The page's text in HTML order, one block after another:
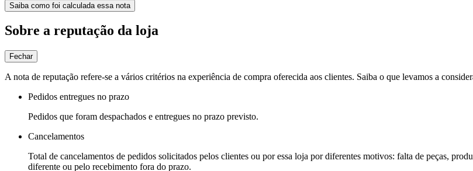
Saiba como foi calculada essa nota
Sobre a reputação da loja
Fechar
A nota de reputação refere-se a vários critérios na experiência de compra oferecida aos clientes. Saiba o que levamos a
Pedidos entregues no prazo
Pedidos que foram despachados e entregues no prazo previsto.
Cancelamentos
Total de cancelamentos de pedidos solicitados pelos clientes ou por essa loja por diferentes motivos: falta de peças,
diferente ou pelo recebimento fora do prazo.